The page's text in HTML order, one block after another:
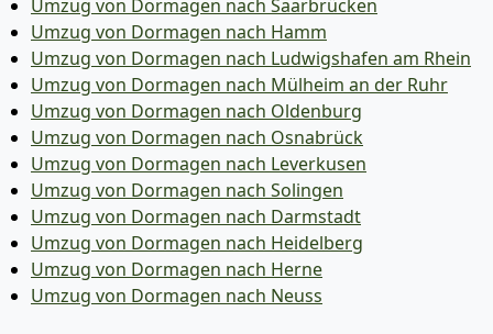
Umzug von Dormagen nach Saarbrücken
Umzug von Dormagen nach Hamm
Umzug von Dormagen nach Ludwigshafen am Rhein
Umzug von Dormagen nach Mülheim an der Ruhr
Umzug von Dormagen nach Oldenburg
Umzug von Dormagen nach Osnabrück
Umzug von Dormagen nach Leverkusen
Umzug von Dormagen nach Solingen
Umzug von Dormagen nach Darmstadt
Umzug von Dormagen nach Heidelberg
Umzug von Dormagen nach Herne
Umzug von Dormagen nach Neuss